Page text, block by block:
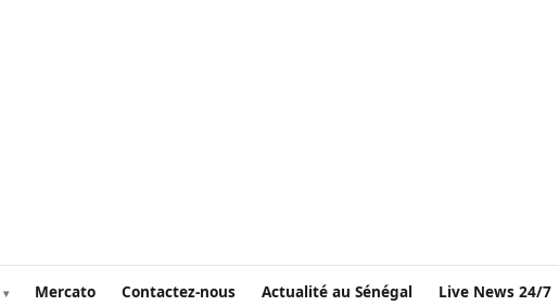
Mercato Contactez-nous Actualité au Sénégal Live News 24/7